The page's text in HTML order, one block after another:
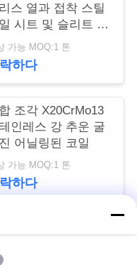
스 열과 접착 스틸
시트 및 슬리트 스
가능 MOQ:1 톤
하다
조각 X20CrMo13
인레스 강 추운 굴
어닐링된 코일
가능 MOQ:1 톤
하다